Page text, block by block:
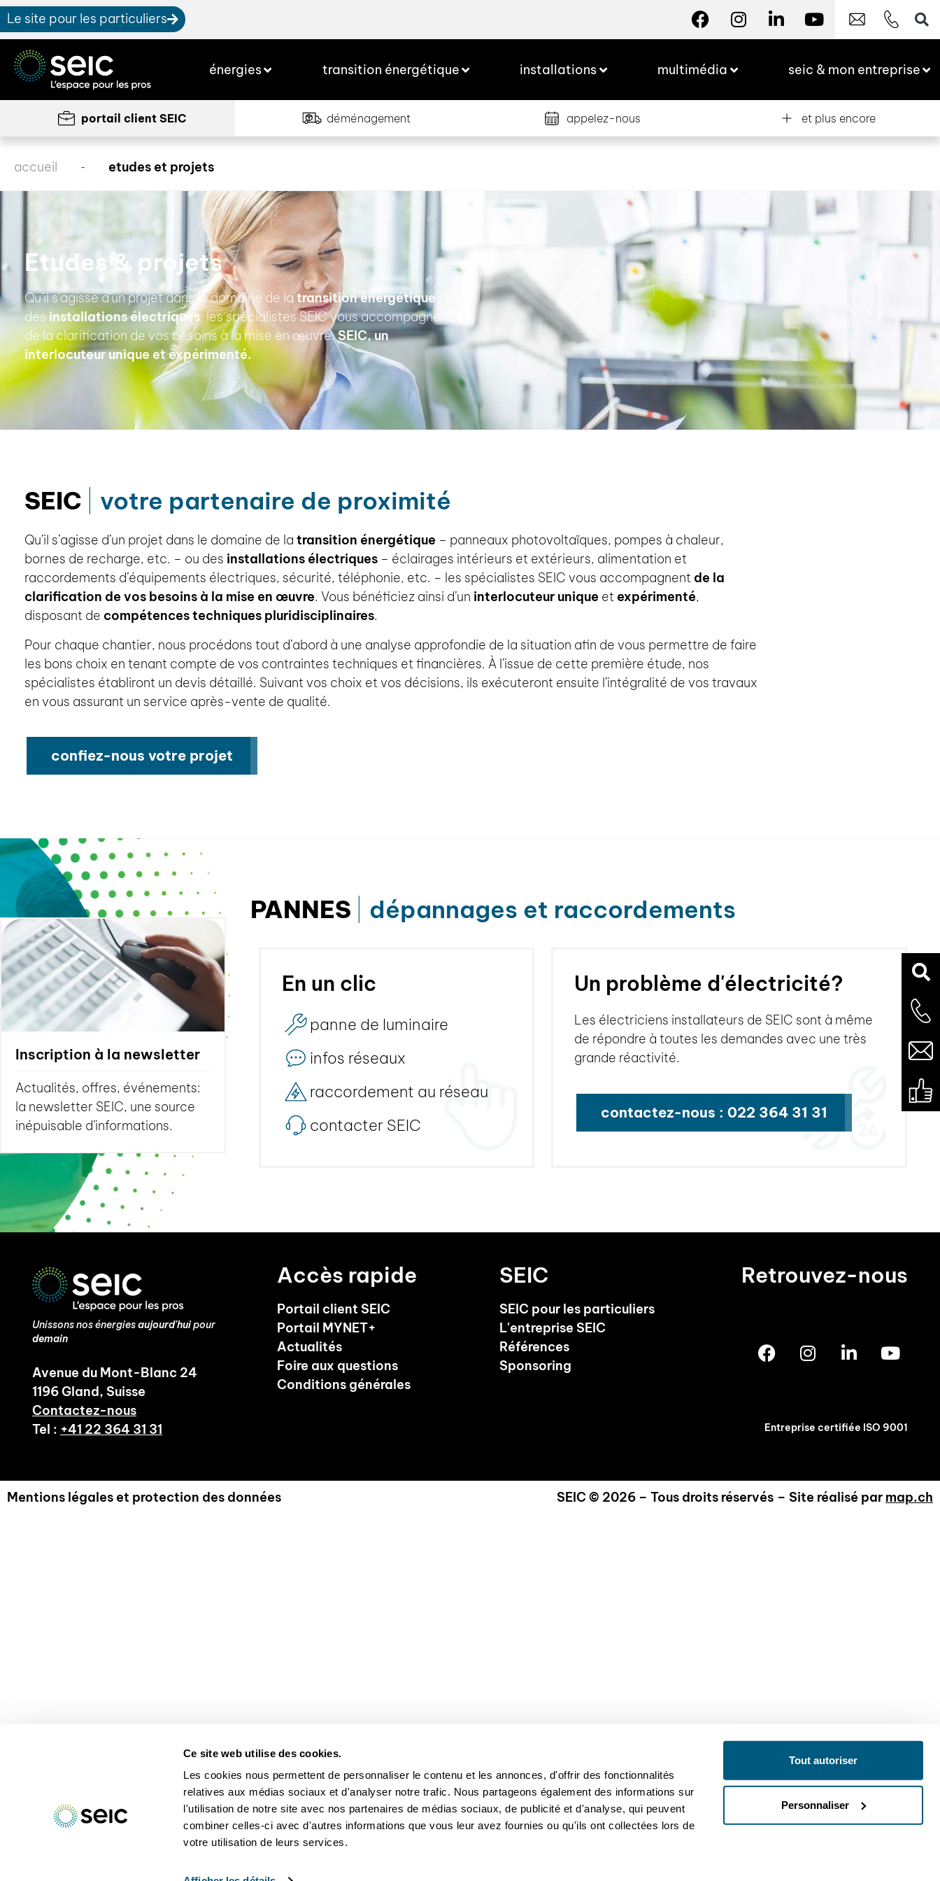
Ce site web utilise des cookies.
Les cookies nous permettent de personnaliser le contenu et les annonces, d'offrir des fonctionnalités
relatives aux médias sociaux et d'analyser notre trafic. Nous partageons également des informations sur
l'utilisation de notre site avec nos partenaires de médias sociaux, de publicité et d'analyse, qui peuvent
combiner celles-ci avec d'autres informations que vous leur avez fournies ou qu'ils ont collectées lors de
votre utilisation de leurs services.
Tout autoriser
Personnaliser
Le site pour les particuliers
énergies transition énergétique installations multimédia seic & mon entreprise
portail client SEIC déménagement appelez-nous et plus encore
accueil - etudes et projets
Etudes & projets
Qu’il s’agisse d’un projet dans le domaine de latransition énergétique
des installations électriques, les spécialistes SEIC vous accompagnent
de la clarification de vos besoins à la mise en œuvre.SEIC, un
interlocuteur unique et expérimenté.
SEIC votre partenaire de proximité
Qu’il s’agisse d’un projet dans le domaine de la transition énergétique – panneaux photovoltaïques, pompes à chaleur,
bornes de recharge, etc. – ou des installations électriques – éclairages intérieurs et extérieurs, alimentation et
raccordements d’équipements électriques, sécurité, téléphonie, etc. – les spécialistes SEIC vous accompagnent de la
clarification de vos besoins à la mise en œuvre. Vous bénéficiez ainsi d’un interlocuteur unique et expérimenté,
disposant de compétences techniques pluridisciplinaires.
Pour chaque chantier, nous procédons tout d’abord à une analyse approfondie de la situation afin de vous permettre de faire
les bons choix en tenant compte de vos contraintes techniques et financières. À l’issue de cette première étude, nos
spécialistes établiront un devis détaillé. Suivant vos choix et vos décisions, ils exécuteront ensuite l’intégralité de vos travaux
en vous assurant un service après-vente de qualité.
confiez-nous votre projet
Inscription à la newsletter
Actualités, offres, événements:
la newsletter SEIC, une source
inépuisable d’informations.
PANNES dépannages et raccordements
En un clic
panne de luminaire
infos réseaux
raccordement au réseau
contacter SEIC
Un problème d'électricité?
Les électriciens installateurs de SEIC sont à même
de répondre à toutes les demandes avec une très
grande réactivité.
contactez-nous : 022 364 31 31
Unissons nos énergiesaujourd'huipour
demain
Avenue du Mont-Blanc 24
1196 Gland, Suisse
Contactez-nous
Tel : +41 22 364 31 31
Accès rapide
Portail client SEIC
Portail MYNET+
Actualités
Foire aux questions
Conditions générales
SEIC
SEIC pour les particuliers
L'entreprise SEIC
Références
Sponsoring
Retrouvez-nous
Entreprise certifiée ISO 9001
Mentions légales et protection des données SEIC © 2026 – Tous droits réservés – Site réalisé par map.ch